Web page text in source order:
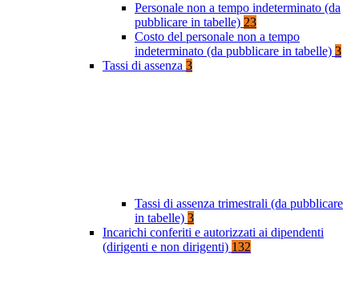
Personale non a tempo indeterminato (da
pubblicare in tabelle) 23
Costo del personale non a tempo
indeterminato (da pubblicare in tabelle) 3
Tassi di assenza 3
Tassi di assenza trimestrali (da pubblicare
in tabelle) 3
Incarichi conferiti e autorizzati ai dipendenti
(dirigenti e non dirigenti) 132